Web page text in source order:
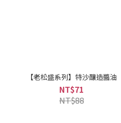
【老松盛系列】特沙釀造醬油
NT$71
NT$88